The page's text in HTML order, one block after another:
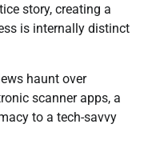
story, creating a
is internally distinct
haunt over
scanner apps, a
to a tech-savvy